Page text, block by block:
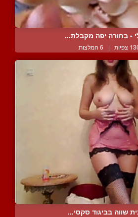
- בחורה יפה מקבלת...
| 6 המלצות
שווה בביגוד סקסי...